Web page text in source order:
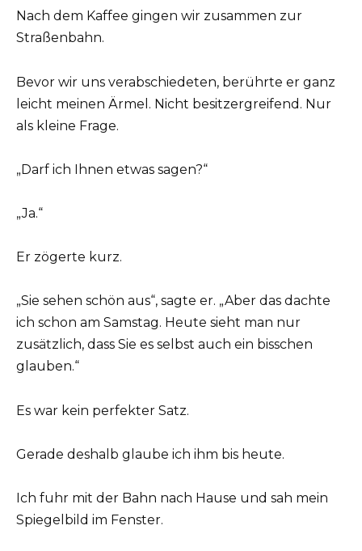
Nach dem Kaffee gingen wir zusammen zur
Straßenbahn.
Bevor wir uns verabschiedeten, berührte er ganz
leicht meinen Ärmel. Nicht besitzergreifend. Nur
als kleine Frage.
„Darf ich Ihnen etwas sagen?“
„Ja.“
Er zögerte kurz.
„Sie sehen schön aus“, sagte er. „Aber das dachte
ich schon am Samstag. Heute sieht man nur
zusätzlich, dass Sie es selbst auch ein bisschen
glauben.“
Es war kein perfekter Satz.
Gerade deshalb glaube ich ihm bis heute.
Ich fuhr mit der Bahn nach Hause und sah mein
Spiegelbild im Fenster.